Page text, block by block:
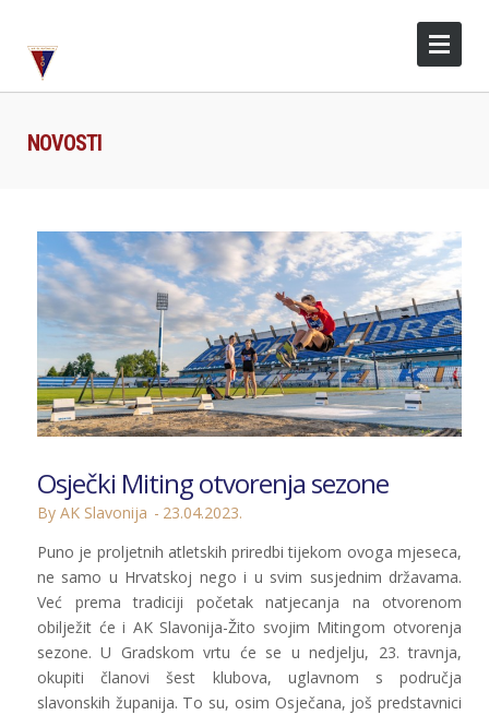
NOVOSTI
Osječki Miting otvorenja sezone
By AK Slavonija
23.04.2023.
Puno je proljetnih atletskih priredbi tijekom ovoga mjeseca,
ne samo u Hrvatskoj nego i u svim susjednim državama.
Već prema tradiciji početak natjecanja na otvorenom
obilježit će i AK Slavonija-Žito svojim Mitingom otvorenja
sezone. U Gradskom vrtu će se u nedjelju, 23. travnja,
okupiti članovi šest klubova, uglavnom s područja
slavonskih županija. To su, osim Osječana, još predstavnici